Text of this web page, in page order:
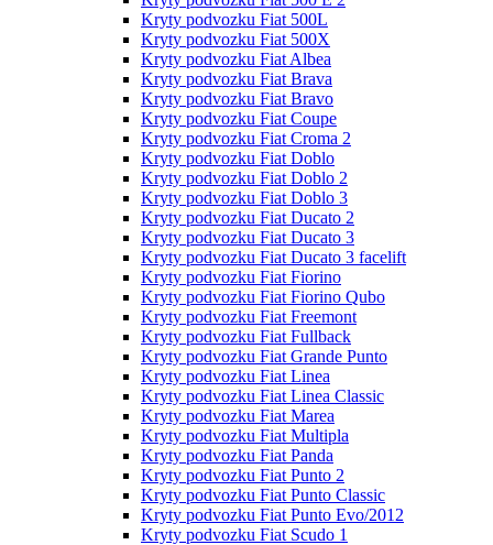
Kryty podvozku Fiat 500L
Kryty podvozku Fiat 500X
Kryty podvozku Fiat Albea
Kryty podvozku Fiat Brava
Kryty podvozku Fiat Bravo
Kryty podvozku Fiat Coupe
Kryty podvozku Fiat Croma 2
Kryty podvozku Fiat Doblo
Kryty podvozku Fiat Doblo 2
Kryty podvozku Fiat Doblo 3
Kryty podvozku Fiat Ducato 2
Kryty podvozku Fiat Ducato 3
Kryty podvozku Fiat Ducato 3 facelift
Kryty podvozku Fiat Fiorino
Kryty podvozku Fiat Fiorino Qubo
Kryty podvozku Fiat Freemont
Kryty podvozku Fiat Fullback
Kryty podvozku Fiat Grande Punto
Kryty podvozku Fiat Linea
Kryty podvozku Fiat Linea Classic
Kryty podvozku Fiat Marea
Kryty podvozku Fiat Multipla
Kryty podvozku Fiat Panda
Kryty podvozku Fiat Punto 2
Kryty podvozku Fiat Punto Classic
Kryty podvozku Fiat Punto Evo/2012
Kryty podvozku Fiat Scudo 1